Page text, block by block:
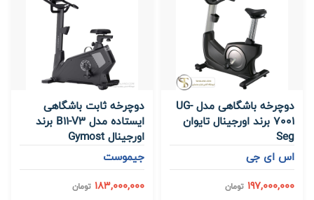
دوچرخه باشگاهی مدل UG-
7001 برند اورجینال تایوان
Seg
اس ای جی
197,000,000 تومان
دوچرخه ثابت باشگاهی
ایستاده مدل B11-V3 برند
اورجینال Gymost
جیموست
183,000,000 تومان